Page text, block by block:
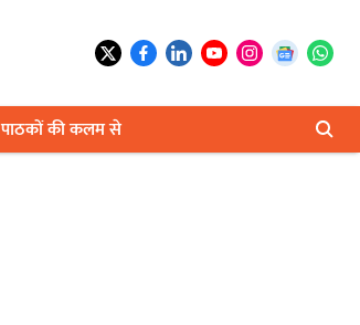
पाठकों की कलम से